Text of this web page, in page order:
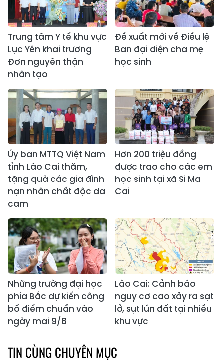
Trung tâm Y tế khu vực
Lục Yên khai trương
Đơn nguyên thận
nhân tạo
Đề xuất mới về Điều lệ
Ban đại diện cha mẹ
học sinh
Ủy ban MTTQ Việt Nam
tỉnh Lào Cai thăm,
tặng quà các gia đình
nạn nhân chất độc da
cam
Hơn 200 triệu đồng
được trao cho các em
học sinh tại xã Si Ma
Cai
Những trường đại học
phía Bắc dự kiến công
bố điểm chuẩn vào
ngày mai 9/8
Lào Cai: Cảnh báo
nguy cơ cao xảy ra sạt
lở, sụt lún đất tại nhiều
khu vực
TIN CÙNG CHUYÊN MỤC